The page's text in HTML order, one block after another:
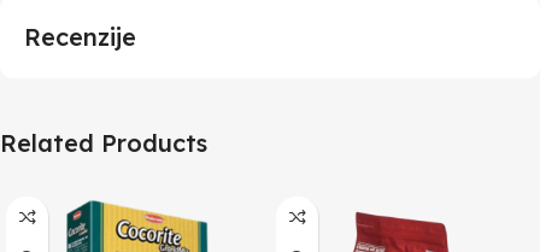
Recenzije
Related Products